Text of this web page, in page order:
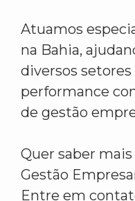
Atuamos
na Bahia,
diversos
performance
de gestão
Quer saber
Gestão
Entre em